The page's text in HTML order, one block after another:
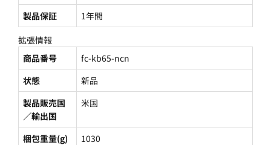
製品保証
1年間
拡張情報
商品番号
fc-kb65-ncn
状態
新品
製品販売国
／輸出国
米国
梱包重量(g) 1030